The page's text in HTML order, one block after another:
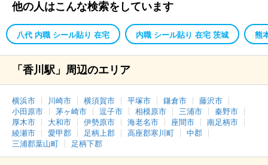
他の人はこんな検索をしています
八代 内職 シール貼り 在宅 内職 シール貼り 在宅 茨城 熊
「香川駅」周辺のエリア
横浜市 川崎市 横須賀市 平塚市 鎌倉市
藤沢市
小田原市
茅ヶ崎市 逗子市 相模原市 三浦市
秦野市
厚木市
大和市 伊勢原市 海老名市 座間市
南足柄市
綾瀬市
愛甲郡 足柄上郡 高座郡寒川町
中郡
三浦郡葉山町
足柄下郡